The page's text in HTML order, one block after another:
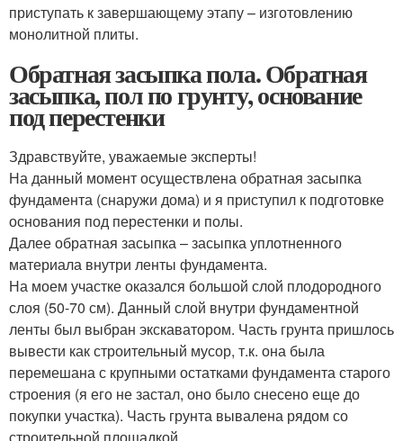
приступать к завершающему этапу – изготовлению
монолитной плиты.
Обратная засыпка пола. Обратная
засыпка, пол по грунту, основание
под перестенки
Здравствуйте, уважаемые эксперты!
На данный момент осуществлена обратная засыпка
фундамента (снаружи дома) и я приступил к подготовке
основания под перестенки и полы.
Далее обратная засыпка – засыпка уплотненного
материала внутри ленты фундамента.
На моем участке оказался большой слой плодородного
слоя (50-70 см). Данный слой внутри фундаментной
ленты был выбран экскаватором. Часть грунта пришлось
вывести как строительный мусор, т.к. она была
перемешана с крупными остатками фундамента старого
строения (я его не застал, оно было снесено еще до
покупки участка). Часть грунта вывалена рядом со